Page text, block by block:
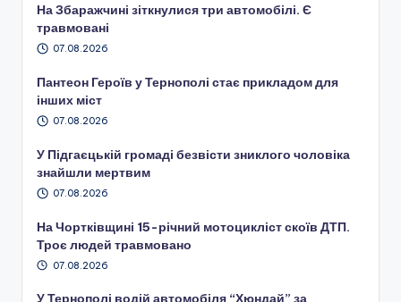
На Збаражчині зіткнулися три автомобілі. Є
травмовані
07.08.2026
Пантеон Героїв у Тернополі стає прикладом для
інших міст
07.08.2026
У Підгаєцькій громаді безвісти зниклого чоловіка
знайшли мертвим
07.08.2026
На Чортківщині 15-річний мотоцикліст скоїв ДТП.
Троє людей травмовано
07.08.2026